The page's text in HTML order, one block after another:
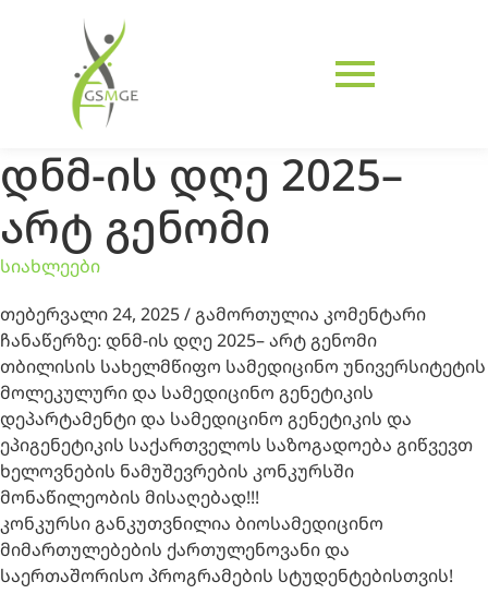
დნმ-ის დღე 2025–
არტ გენომი
სიახლეები
თებერვალი 24, 2025/გამორთულია კომენტარი
ჩანაწერზე: დნმ-ის დღე 2025– არტ გენომი
თბილისის სახელმწიფო სამედიცინო უნივერსიტეტის
მოლეკულური და სამედიცინო გენეტიკის
დეპარტამენტი და სამედიცინო გენეტიკის და
ეპიგენეტიკის საქართველოს საზოგადოება გიწვევთ
ხელოვნების ნამუშევრების კონკურსში
მონაწილეობის მისაღებად!!!
კონკურსი განკუთვნილია ბიოსამედიცინო
მიმართულებების ქართულენოვანი და
საერთაშორისო პროგრამების სტუდენტებისთვის!